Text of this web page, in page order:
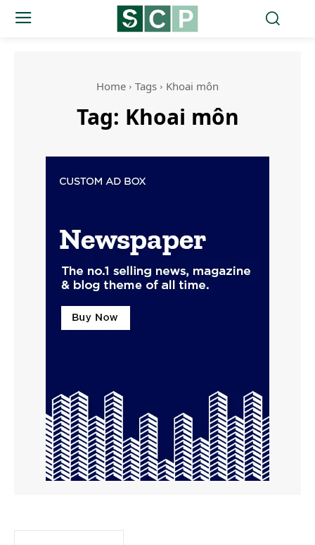
Home Tags Khoai môn
Tag: Khoai môn